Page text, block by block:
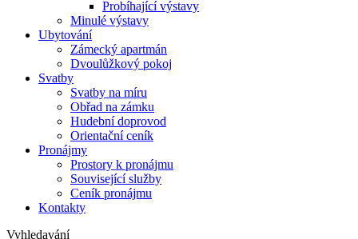
Probíhající výstavy
Minulé výstavy
Ubytování
Zámecký apartmán
Dvoulůžkový pokoj
Svatby
Svatby na míru
Obřad na zámku
Hudební doprovod
Orientační ceník
Pronájmy
Prostory k pronájmu
Související služby
Ceník pronájmu
Kontakty
Vyhledavání